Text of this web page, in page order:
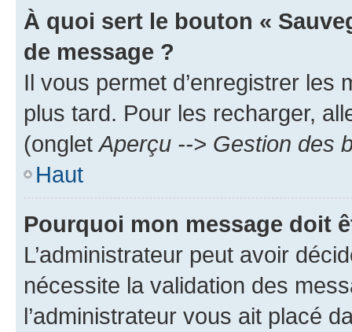
À quoi sert le bouton «
de message ?
Il vous permet d’enregistrer
plus tard. Pour les recharger,
(onglet Aperçu --> Gestion des
Haut
Pourquoi mon message doit
L’administrateur peut avoir
nécessite la validation des
l’administrateur vous ait placé